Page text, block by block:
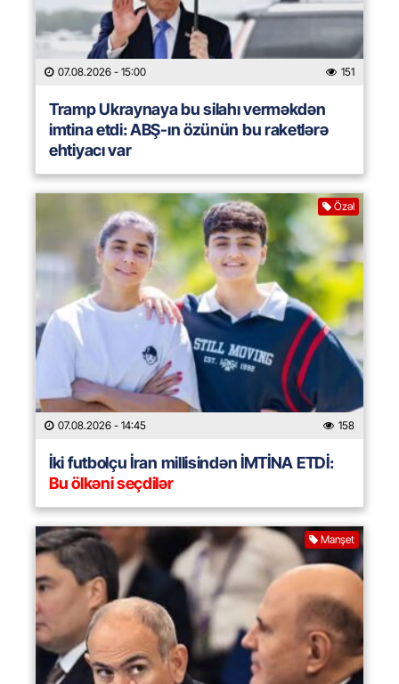
07.08.2026 - 15:00 151
Tramp Ukraynaya bu silahı verməkdən
imtina etdi: ABŞ-ın özünün bu raketlərə
ehtiyacı var
Özəl
07.08.2026 - 14:45 158
İki futbolçu İran millisindən İMTİNA ETDİ:
Bu ölkəni seçdilər
Manşet